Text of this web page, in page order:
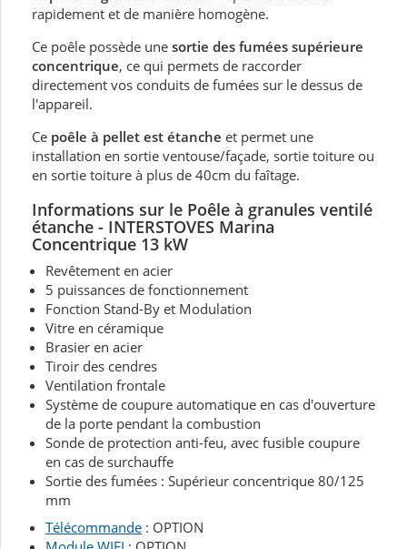
rapidement et de manière homogène.
Ce poêle possède une sortie des fumées supérieure
concentrique, ce qui permets de raccorder
directement vos conduits de fumées sur le dessus de
l'appareil.
Ce poêle à pellet est étanche et permet une
installation en sortie ventouse/façade, sortie toiture ou
en sortie toiture à plus de 40cm du faîtage.
Informations sur le Poêle à granules ventilé
étanche - INTERSTOVES Marina
Concentrique 13 kW
Revêtement en acier
5 puissances de fonctionnement
Fonction Stand-By et Modulation
Vitre en céramique
Brasier en acier
Tiroir des cendres
Ventilation frontale
Système de coupure automatique en cas d'ouverture
de la porte pendant la combustion
Sonde de protection anti-feu, avec fusible coupure
en cas de surchauffe
Sortie des fumées : Supérieur concentrique 80/125
mm
Télécommande : OPTION